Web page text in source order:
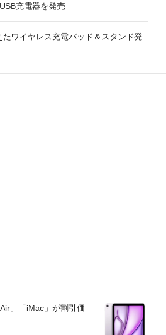
充電器を発売
ワイヤレス充電パッド＆スタンド発
」「iMac」が割引価